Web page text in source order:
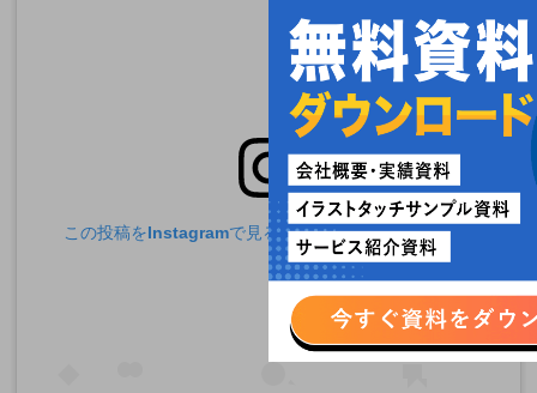
この投稿をInstagramで見る